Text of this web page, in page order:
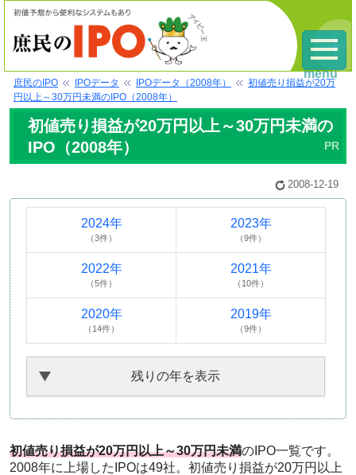
庶民のIPO IPOデータ IPOデータ（2008年）
初値売り損益が20万
円以上～30万円未満のIPO（2008年）
初値売り損益が20万円以上～30万円未満の
IPO（2008年）
2008-12-19
2024年
（3件）
2023年
（9件）
2022年
（5件）
2021年
（10件）
2020年
（14件）
2019年
（9件）
残りの年を表示
初値売り損益が20万円以上～30万円未満のIPO一覧です。
2008年に上場したIPOは49社。初値売り損益が20万円以上
menu